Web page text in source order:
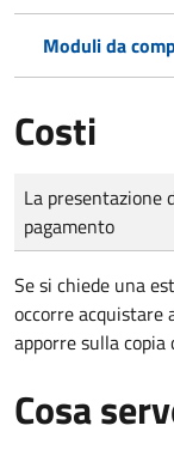
Moduli da
Costi
Tipo di pagamento
Importo
La presentazione
pagamento
Se si chiede una
occorre acquistare
apporre sulla copia
Cosa